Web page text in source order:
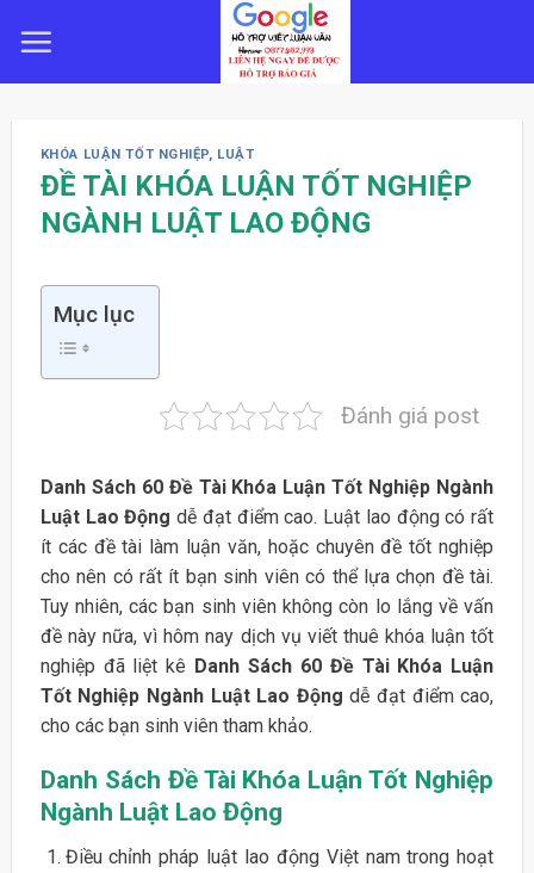
KHÓA LUẬN TỐT NGHIỆP, LUẬT
ĐỀ TÀI KHÓA LUẬN TỐT NGHIỆP
NGÀNH LUẬT LAO ĐỘNG
Mục lục
Đánh giá post
Danh Sách 60 Đề Tài Khóa Luận Tốt Nghiệp Ngành
Luật Lao Động dễ đạt điểm cao. Luật lao động có rất
ít các đề tài làm luận văn, hoặc chuyên đề tốt nghiệp
cho nên có rất ít bạn sinh viên có thể lựa chọn đề tài.
Tuy nhiên, các bạn sinh viên không còn lo lắng về vấn
đề này nữa, vì hôm nay dịch vụ viết thuê khóa luận tốt
nghiệp đã liệt kê Danh Sách 60 Đề Tài Khóa Luận
Tốt Nghiệp Ngành Luật Lao Động dễ đạt điểm cao,
cho các bạn sinh viên tham khảo.
Danh Sách Đề Tài Khóa Luận Tốt Nghiệp
Ngành Luật Lao Động
Điều chỉnh pháp luật lao động Việt nam trong hoạt